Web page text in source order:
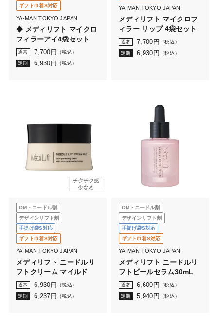
ギフト巾着S対応
YA-MAN TOKYO JAPAN
◆ メディリフト マイクロ
フィラーアイ4袋セット
通常 7,700 円 （税込）
定期 6,930 円 （税込）
YA-MAN TOKYO JAPAN
メディリフト マイクロフ
ィラー リップ 4袋セット
通常 7,700 円 （税込）
定期 6,930 円 （税込）
OM・ニードル割
デザインリフト割
手提げ袋S対応
ギフト巾着S対応
YA-MAN TOKYO JAPAN
メディリフト ニードルリ
フトクリーム マイルド
通常 6,930 円 （税込）
定期 6,237 円 （税込）
OM・ニードル割
デザインリフト割
手提げ袋S対応
ギフト巾着S対応
YA-MAN TOKYO JAPAN
メディリフト ニードルリ
フトピールセラム30mL
通常 6,600 円 （税込）
定期 5,940 円 （税込）